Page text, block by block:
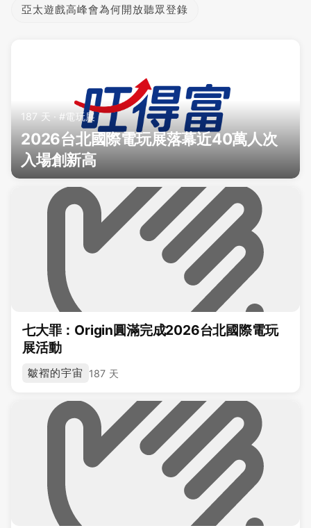
亞太遊戲高峰會為何開放聽眾登錄
187 天 · #電玩展
2026台北國際電玩展落幕近40萬人次
入場創新高
七大罪：Origin圓滿完成2026台北國際電玩
展活動
皺褶的宇宙 187 天